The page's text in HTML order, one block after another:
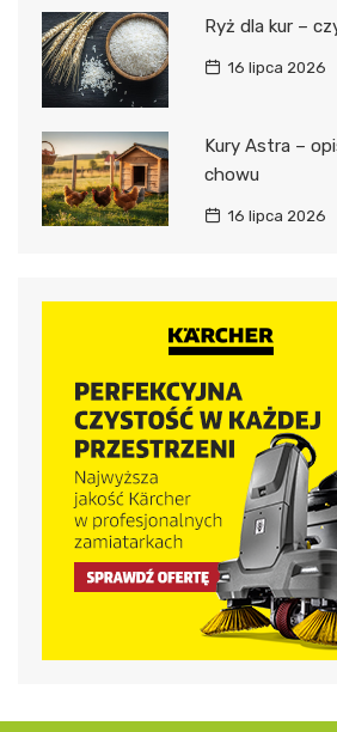
Ryż dla kur –
16 lipca 2026
Kury Astra –
chowu
16 lipca 2026